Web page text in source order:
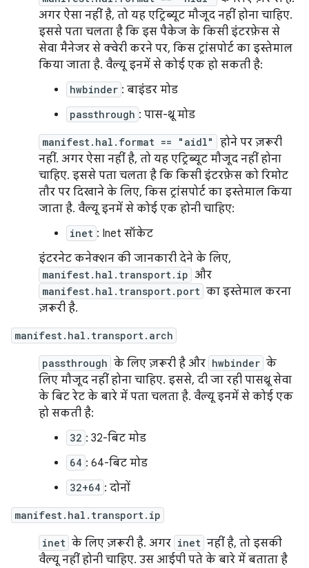
अगर ऐसा नहीं है, तो यह एट्रिब्यूट मौजूद नहीं होना चाहिए.
इससे पता चलता है कि इस पैकेज के किसी इंटरफ़ेस से
सेवा मैनेजर से क्वेरी करने पर, किस ट्रांसपोर्ट का इस्तेमाल
किया जाता है. वैल्यू इनमें से कोई एक हो सकती है:
hwbinder : बाइंडर मोड
passthrough : पास-थ्रू मोड
manifest.hal.format == "aidl"
होने पर ज़रूरी
नहीं. अगर ऐसा नहीं है, तो यह एट्रिब्यूट मौजूद नहीं होना
चाहिए. इससे पता चलता है कि किसी इंटरफ़ेस को रिमोट
तौर पर दिखाने के लिए, किस ट्रांसपोर्ट का इस्तेमाल किया
जाता है. वैल्यू इनमें से कोई एक होनी चाहिए:
inet : Inet सॉकेट
इंटरनेट कनेक्शन की जानकारी देने के लिए,
manifest.hal.transport.ip और
manifest.hal.transport.port का इस्तेमाल करना
ज़रूरी है.
manifest.hal.transport.arch
passthrough के लिए ज़रूरी है और hwbinder के
लिए मौजूद नहीं होना चाहिए. इससे, दी जा रही पासथ्रू सेवा
के बिट रेट के बारे में पता चलता है. वैल्यू इनमें से कोई एक
हो सकती है:
32 : 32-बिट मोड
64 : 64-बिट मोड
32+64 : दोनों
manifest.hal.transport.ip
inet के लिए ज़रूरी है. अगर inet नहीं है, तो इसकी
वैल्यू नहीं होनी चाहिए. उस आईपी पते के बारे में बताता है